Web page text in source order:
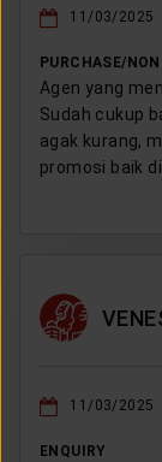
11/03/2025
PURCHASE/
Agen yang
Sudah cukup
agak kurang,
promosi baik
11/03/2025
ENQUIRY